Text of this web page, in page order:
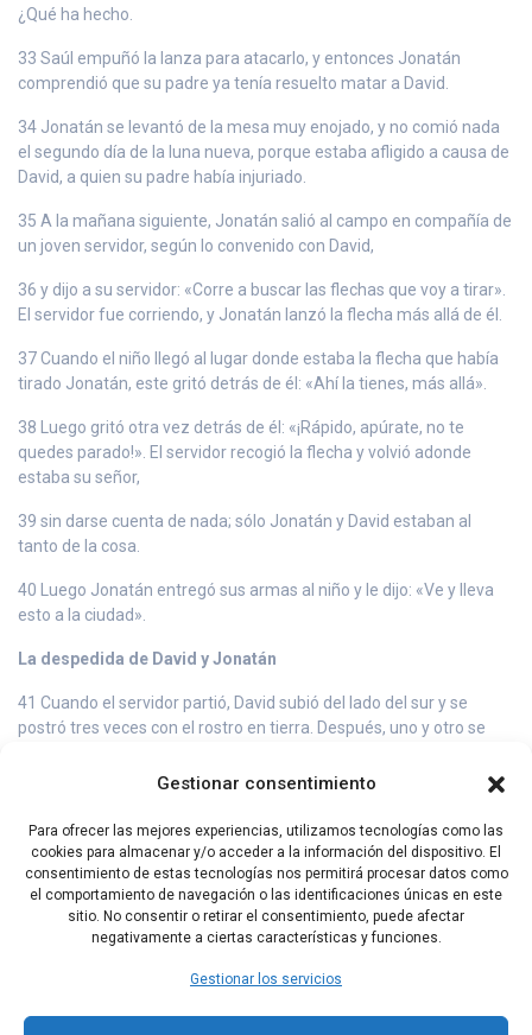
Gestionar consentimiento
Para ofrecer las mejores experiencias, utilizamos tecnologías como las
cookies para almacenar y/o acceder a la información del dispositivo. El
consentimiento de estas tecnologías nos permitirá procesar datos como
el comportamiento de navegación o las identificaciones únicas en este
sitio. No consentir o retirar el consentimiento, puede afectar
negativamente a ciertas características y funciones.
Gestionar los servicios
¿Qué ha hecho.
33 Saúl empuñó la lanza para atacarlo, y entonces Jonatán
comprendió que su padre ya tenía resuelto matar a David.
34 Jonatán se levantó de la mesa muy enojado, y no comió nada
el segundo día de la luna nueva, porque estaba afligido a causa de
David, a quien su padre había injuriado.
35 A la mañana siguiente, Jonatán salió al campo en compañía de
un joven servidor, según lo convenido con David,
36 y dijo a su servidor: «Corre a buscar las flechas que voy a tirar».
El servidor fue corriendo, y Jonatán lanzó la flecha más allá de él.
37 Cuando el niño llegó al lugar donde estaba la flecha que había
tirado Jonatán, este gritó detrás de él: «Ahí la tienes, más allá».
38 Luego gritó otra vez detrás de él: «¡Rápido, apúrate, no te
quedes parado!». El servidor recogió la flecha y volvió adonde
estaba su señor,
39 sin darse cuenta de nada; sólo Jonatán y David estaban al
tanto de la cosa.
40 Luego Jonatán entregó sus armas al niño y le dijo: «Ve y lleva
esto a la ciudad».
La despedida de David y Jonatán
41 Cuando el servidor partió, David subió del lado del sur y se
postró tres veces con el rostro en tierra. Después, uno y otro se
42 Entonces Jonatán dijo a David: «Vete en paz, ya que los dos nos
hemos hecho un juramento en nombre del Señor, diciendo: «Que
el Señor esté entre tú y yo, entre mi descendencia y la tuya para
siempre».
Capítulo Anterior Capítulo Siguiente